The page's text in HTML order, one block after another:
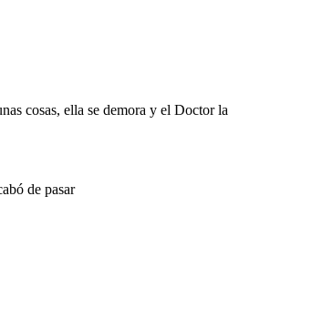
cosas, ella se demora y el Doctor la
de pasar